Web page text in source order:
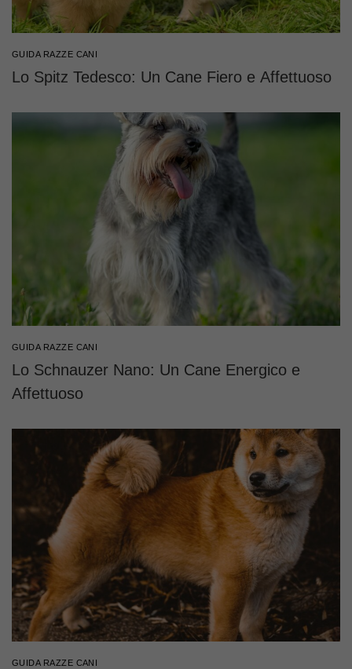
GUIDA RAZZE CANI
Lo Spitz Tedesco: Un Cane Fiero e Affettuoso
GUIDA RAZZE CANI
Lo Schnauzer Nano: Un Cane Energico e
Affettuoso
GUIDA RAZZE CANI